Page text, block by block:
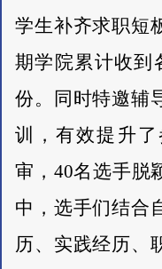
学生补齐求职短
期学院累计收到
份。同时特邀辅
训，有效提升
审，40名选手脱
中，选手们结合
历、实践经历、